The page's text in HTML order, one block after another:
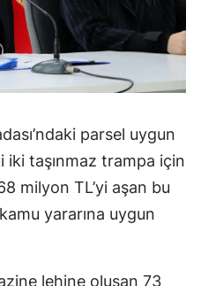
parsel uygun
iki taşınmaz trampa için
milyon TL’yi aşan bu
yararına uygun
lehine oluşan 73